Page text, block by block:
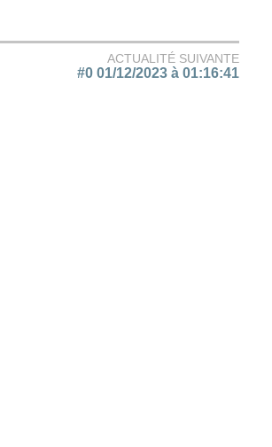
ACTUALITÉ SUIVANTE
#0 01/12/2023 à 01:16:41